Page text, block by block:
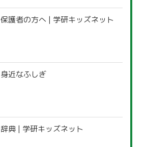
保護者の方へ | 学研キッズネット
身近なふしぎ
辞典 | 学研キッズネット